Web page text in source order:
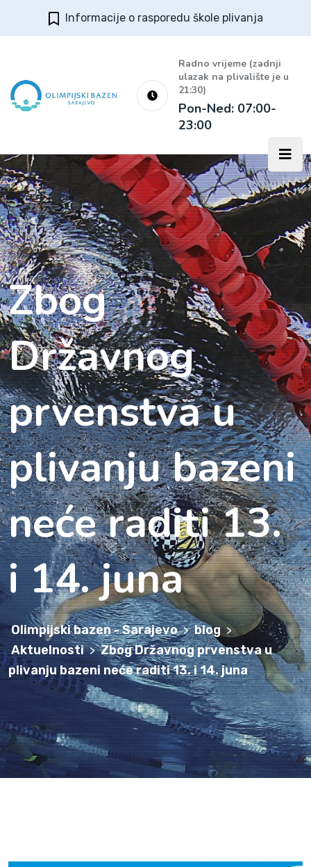
Informacije o rasporedu škole plivanja
Radno vrijeme (zadnji
ulazak na plivalište je u
21:30)
Pon-Ned: 07:00-
23:00
Zbog
Državnog
prvenstva u
plivanju bazeni
neće raditi 13.
i 14. juna
Olimpijski bazen - Sarajevo > blog >
Aktuelnosti > Zbog Državnog prvenstva u
plivanju bazeni neće raditi 13. i 14. juna